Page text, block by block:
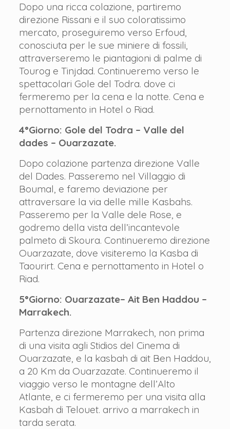
Dopo una ricca colazione, partiremo
direzione Rissani e il suo coloratissimo
mercato, proseguiremo verso Erfoud,
conosciuta per le sue miniere di fossili,
attraverseremo le piantagioni di palme di
Tourog e Tinjdad. Continueremo verso le
spettacolari Gole del Todra. dove ci
fermeremo per la cena e la notte. Cena e
pernottamento in Hotel o Riad.
4°Giorno: Gole del Todra – Valle del
dades – Ouarzazate.
Dopo colazione partenza direzione Valle
del Dades. Passeremo nel Villaggio di
Boumal, e faremo deviazione per
attraversare la via delle mille Kasbahs.
Passeremo per la Valle dele Rose, e
godremo della vista dell’incantevole
palmeto di Skoura. Continueremo direzione
Ouarzazate, dove visiteremo la Kasba di
Taourirt. Cena e pernottamento in Hotel o
Riad.
5°Giorno: Ouarzazate– Ait Ben Haddou –
Marrakech.
Partenza direzione Marrakech, non prima
di una visita agli Stidios del Cinema di
Ouarzazate, e la kasbah di ait Ben Haddou,
a 20 Km da Ouarzazate. Continueremo il
viaggio verso le montagne dell’Alto
Atlante, e ci fermeremo per una visita alla
Kasbah di Telouet. arrivo a marrakech in
tarda serata.